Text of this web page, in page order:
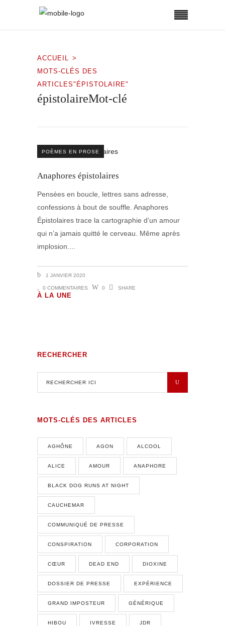
ACCUEIL
MOTS-CLÉS DES
ARTICLES"ÉPISTOLAIRE"
épistolaireMot-clé
POÈMES EN PROSE
Anaphores épistolaires
Pensées en boucle, lettres sans adresse,
confessions à bout de souffle. Anaphores
Épistolaires trace la cartographie d’un amour
qui n’a jamais quitté le cerveau. Même après
implosion.
1 JANVIER 2020
0 COMMENTAIRES 0 SHARE
À LA UNE
Volutes Paradis sous Amnésie
RECHERCHER
MOTS-CLÉS DES ARTICLES
AGHÔNE AGON ALCOOL
ALICE AMOUR ANAPHORE
BLACK DOG RUNS AT NIGHT
CAUCHEMAR
COMMUNIQUÉ DE PRESSE
CONSPIRATION CORPORATION
CŒUR DEAD END DIOXINE
DOSSIER DE PRESSE EXPÉRIENCE
GRAND IMPOSTEUR GÉNÉRIQUE
HIBOU IVRESSE JDR